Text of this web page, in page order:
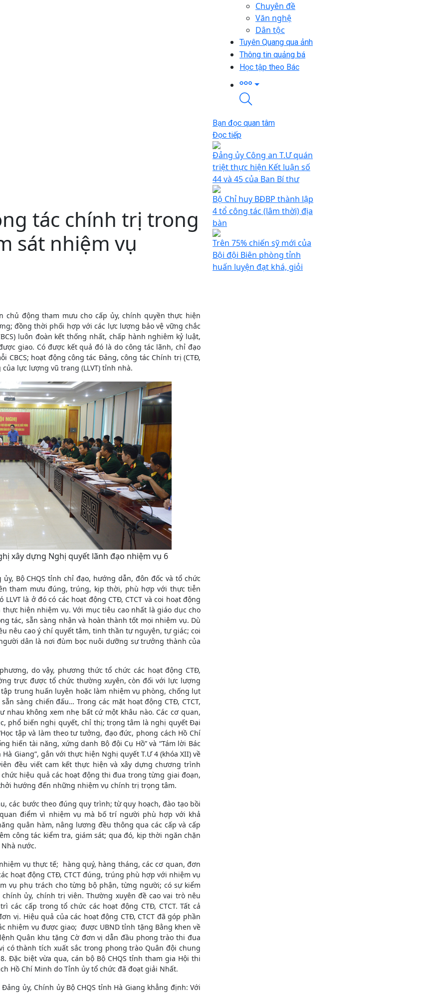
Chuyên đề
Văn nghệ
Dân tộc
Tuyên Quang qua ảnh
Thông tin quảng bá
Học tập theo Bác
tác chính trị trong
sát nhiệm vụ
chủ động tham mưu cho cấp ủy, chính quyền thực hiện
đồng thời phối hợp với các lực lượng bảo vệ vững chắc
luôn đoàn kết thống nhất, chấp hành nghiêm kỷ luật,
giao. Có được kết quả đó là do công tác lãnh, chỉ đạo
CBCS; hoạt động công tác Đảng, công tác Chính trị (CTĐ,
lực lượng vũ trang (LLVT) tỉnh nhà.
xây dựng Nghị quyết lãnh đạo nhiệm vụ 6
Bộ CHQS tỉnh chỉ đạo, hướng dẫn, đôn đốc và tổ chức
tham mưu đúng, trúng, kịp thời, phù hợp với thực tiễn
là ở đó có các hoạt động CTĐ, CTCT và coi hoạt động
hiện nhiệm vụ. Với mục tiêu cao nhất là giáo dục cho
tác, sẵn sàng nhận và hoàn thành tốt mọi nhiệm vụ. Dù
nêu cao ý chí quyết tâm, tinh thần tự nguyện, tự giác; coi
dân là nơi đùm bọc nuôi dưỡng sự trưởng thành của
do vậy, phương thức tổ chức các hoạt động CTĐ,
trực được tổ chức thường xuyên, còn đối với lực lượng
trung huấn luyện hoặc làm nhiệm vụ phòng, chống lụt
sàng chiến đấu… Trong các mặt hoạt động CTĐ, CTCT,
không xem nhẹ bất cứ một khâu nào. Các cơ quan,
phổ biến nghị quyết, chỉ thị; trọng tâm là nghị quyết Đại
tập và làm theo tư tưởng, đạo đức, phong cách Hồ Chí
hiến tài năng, xứng danh Bộ đội Cụ Hồ” và “Tám lời Bác
Giang”, gắn với thực hiện Nghị quyết T.Ư 4 (khóa XII) về
đều viết cam kết thực hiện và xây dựng chương trình
hiệu quả các hoạt động thi đua trong từng giai đoạn,
hướng đến những nhiệm vụ chính trị trọng tâm.
các bước theo đúng quy trình; từ quy hoạch, đào tạo bồi
điểm vì nhiệm vụ mà bố trí người phù hợp với khả
quân hàm, nâng lương đều thông qua các cấp và cấp
công tác kiểm tra, giám sát; qua đó, kịp thời ngăn chặn
nước.
vụ thực tế; hàng quý, hàng tháng, các cơ quan, đơn
hoạt động CTĐ, CTCT đúng, trúng phù hợp với nhiệm vụ
vụ phụ trách cho từng bộ phận, từng người; có sự kiểm
ủy, chính trị viên. Thường xuyên đề cao vai trò nêu
cấp trong tổ chức các hoạt động CTĐ, CTCT. Tất cả
vị. Hiệu quả của các hoạt động CTĐ, CTCT đã góp phần
nhiệm vụ được giao; được UBND tỉnh tặng Bằng khen về
Quân khu tặng Cờ đơn vị dẫn đầu phong trào thi đua
có thành tích xuất sắc trong phong trào Quân đội chung
Đặc biệt vừa qua, cán bộ Bộ CHQS tỉnh tham gia Hội thi
Hồ Chí Minh do Tỉnh ủy tổ chức đã đoạt giải Nhất.
ủy, Chính ủy Bộ CHQS tỉnh Hà Giang khẳng định: Với
Bạn đọc quan tâm
Đọc tiếp
Đảng ủy Công an T.Ư quán
triệt thực hiện Kết luận số
44 và 45 của Ban Bí thư
Bộ Chỉ huy BĐBP thành lập
4 tổ công tác (lâm thời) địa
bàn
Trên 75% chiến sỹ mới của
Bội đội Biên phòng tỉnh
huấn luyện đạt khá, giỏi